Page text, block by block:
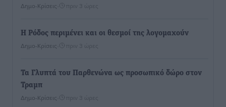
Δημο-Κρίσεις πριν 3 ώρες
Η Ρόδος περιμένει και οι θεσμοί της λογομαχούν
Δημο-Κρίσεις πριν 3 ώρες
Τα Γλυπτά του Παρθενώνα ως προσωπικό δώρο στον
Τραμπ
Δημο-Κρίσεις πριν 3 ώρες